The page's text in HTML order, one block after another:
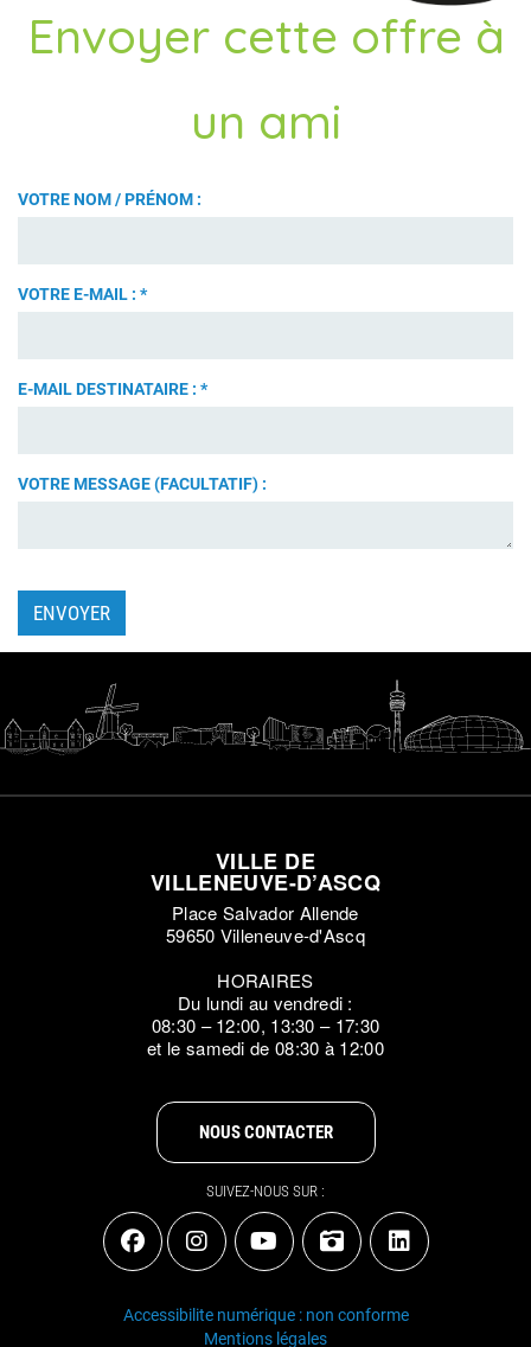
Envoyer cette offre à
un ami
VOTRE NOM / PRÉNOM :
VOTRE E-MAIL : *
E-MAIL DESTINATAIRE : *
VOTRE MESSAGE (FACULTATIF) :
ENVOYER
VILLE DE
VILLENEUVE-D’ASCQ
Place Salvador Allende
59650 Villeneuve-d'Ascq
HORAIRES
Du lundi au vendredi :
08:30 – 12:00, 13:30 – 17:30
et le samedi de 08:30 à 12:00
NOUS CONTACTER
SUIVEZ-NOUS SUR :
Accessibilite numérique : non conforme
Mentions légales